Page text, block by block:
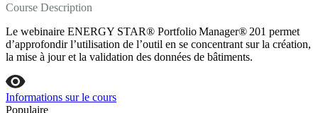
Course Description
Le webinaire ENERGY STAR® Portfolio Manager® 201 permet
d’approfondir l’utilisation de l’outil en se concentrant sur la création,
la mise à jour et la validation des données de bâtiments.
Informations sur le cours
Populaire